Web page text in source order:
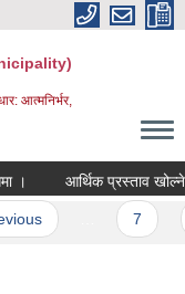
आत्मनिर्भर,
आर्थिक प्रस्ताव खोल्ने